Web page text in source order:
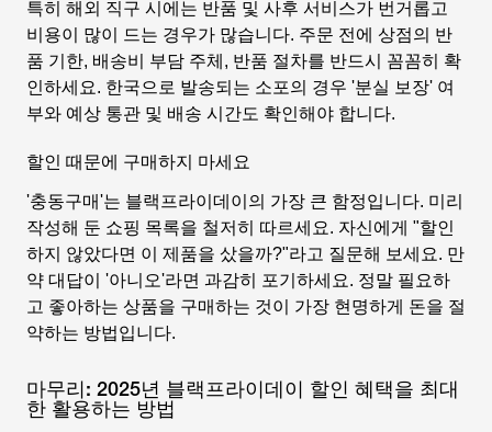
특히 해외 직구 시에는 반품 및 사후 서비스가 번거롭고
비용이 많이 드는 경우가 많습니다. 주문 전에 상점의 반
품 기한, 배송비 부담 주체, 반품 절차를 반드시 꼼꼼히 확
인하세요. 한국으로 발송되는 소포의 경우 '분실 보장' 여
부와 예상 통관 및 배송 시간도 확인해야 합니다.
할인 때문에 구매하지 마세요
'충동구매'는 블랙프라이데이의 가장 큰 함정입니다. 미리
작성해 둔 쇼핑 목록을 철저히 따르세요. 자신에게 "할인
하지 않았다면 이 제품을 샀을까?"라고 질문해 보세요. 만
약 대답이 '아니오'라면 과감히 포기하세요. 정말 필요하
고 좋아하는 상품을 구매하는 것이 가장 현명하게 돈을 절
약하는 방법입니다.
마무리: 2025년 블랙프라이데이 할인 혜택을 최대
한 활용하는 방법